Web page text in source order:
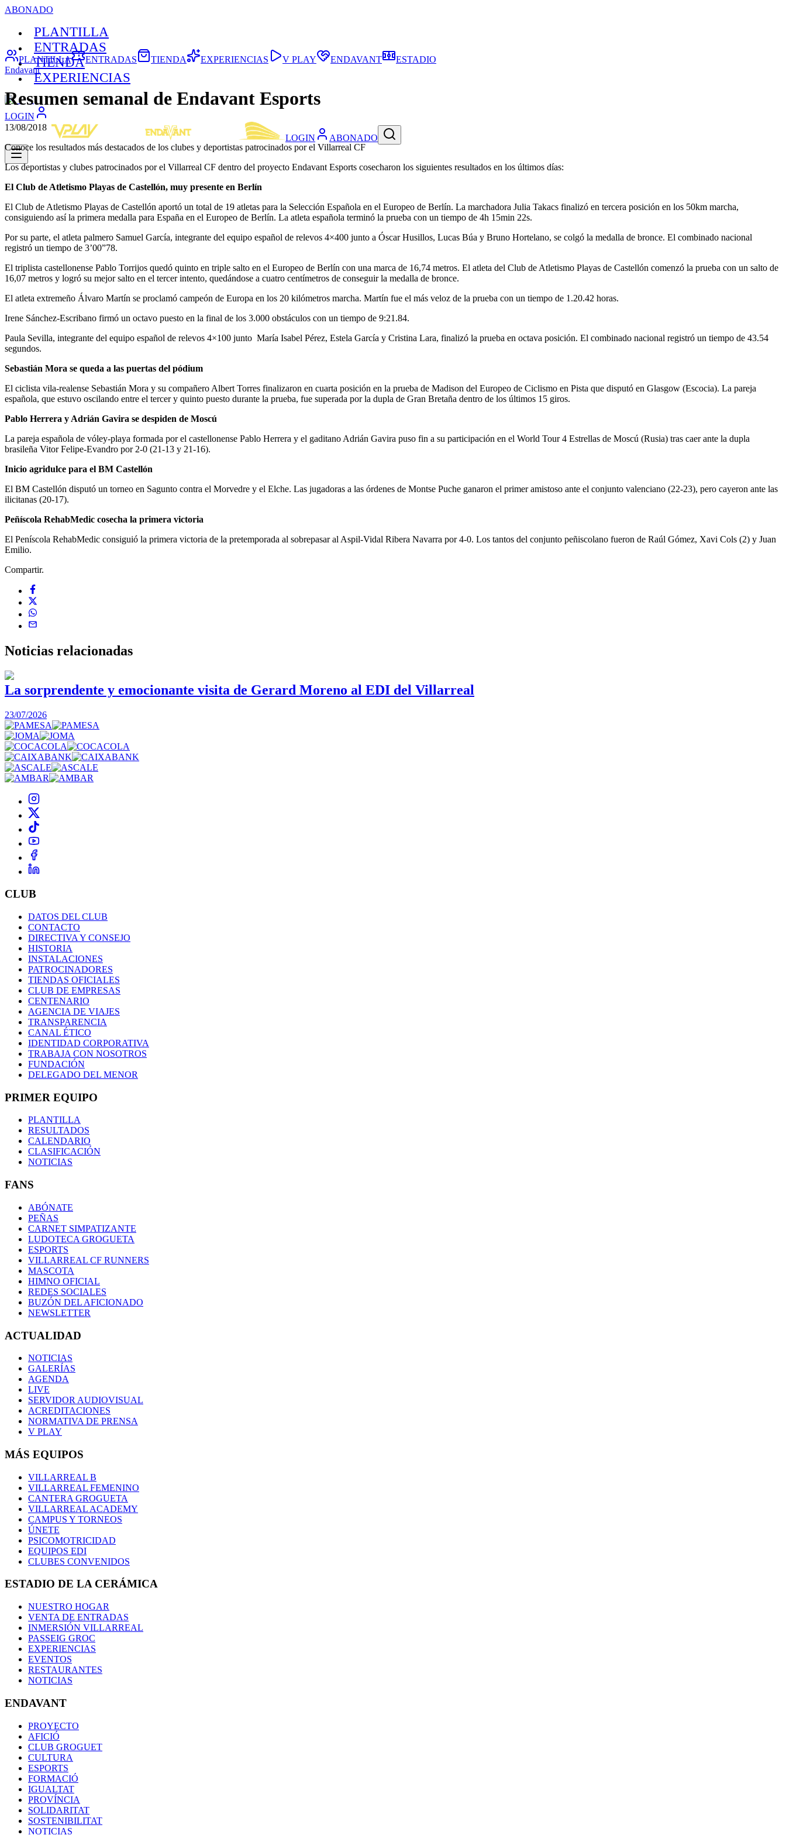
ABONADO
PLANTILLA
ENTRADAS
TIENDA
EXPERIENCIAS
LOGIN
LOGIN ABONADO
PLANTILLA ENTRADAS TIENDA EXPERIENCIAS V PLAY ENDAVANT
ESTADIO
Endavant
Resumen semanal de Endavant Esports
13/08/2018
Conoce los resultados más destacados de los clubes y deportistas patrocinados por el Villarreal CF
Los deportistas y clubes patrocinados por el Villarreal CF dentro del proyecto Endavant Esports cosecharon los siguientes resultados en los últimos días:
El Club de Atletismo Playas de Castellón, muy presente en Berlín
El Club de Atletismo Playas de Castellón aportó un total de 19 atletas para la Selección Española en el Europeo de Berlín. La marchadora Julia Takacs finalizó en tercera posición en los 50km marcha,
consiguiendo así la primera medalla para España en el Europeo de Berlín. La atleta española terminó la prueba con un tiempo de 4h 15min 22s.
Por su parte, el atleta palmero Samuel García, integrante del equipo español de relevos 4×400 junto a Óscar Husillos, Lucas Búa y Bruno Hortelano, se colgó la medalla de bronce. El combinado nacional
registró un tiempo de 3’00”78.
El triplista castellonense Pablo Torrijos quedó quinto en triple salto en el Europeo de Berlín con una marca de 16,74 metros. El atleta del Club de Atletismo Playas de Castellón comenzó la prueba con un salto de
16,07 metros y logró su mejor salto en el tercer intento, quedándose a cuatro centímetros de conseguir la medalla de bronce.
El atleta extremeño Álvaro Martín se proclamó campeón de Europa en los 20 kilómetros marcha. Martín fue el más veloz de la prueba con un tiempo de 1.20.42 horas.
Irene Sánchez-Escribano firmó un octavo puesto en la final de los 3.000 obstáculos con un tiempo de 9:21.84.
Paula Sevilla, integrante del equipo español de relevos 4×100 junto María Isabel Pérez, Estela García y Cristina Lara, finalizó la prueba en octava posición. El combinado nacional registró un tiempo de 43.54
segundos.
Sebastián Mora se queda a las puertas del pódium
El ciclista vila-realense Sebastián Mora y su compañero Albert Torres finalizaron en cuarta posición en la prueba de Madison del Europeo de Ciclismo en Pista que disputó en Glasgow (Escocia). La pareja
española, que estuvo oscilando entre el tercer y quinto puesto durante la prueba, fue superada por la dupla de Gran Bretaña dentro de los últimos 15 giros.
Pablo Herrera y Adrián Gavira se despiden de Moscú
La pareja española de vóley-playa formada por el castellonense Pablo Herrera y el gaditano Adrián Gavira puso fin a su participación en el World Tour 4 Estrellas de Moscú (Rusia) tras caer ante la dupla
brasileña Vitor Felipe-Evandro por 2-0 (21-13 y 21-16).
Inicio agridulce para el BM Castellón
El BM Castellón disputó un torneo en Sagunto contra el Morvedre y el Elche. Las jugadoras a las órdenes de Montse Puche ganaron el primer amistoso ante el conjunto valenciano (22-23), pero cayeron ante las
ilicitanas (20-17).
Peñíscola RehabMedic cosecha la primera victoria
El Peníscola RehabMedic consiguió la primera victoria de la pretemporada al sobrepasar al Aspil-Vidal Ribera Navarra por 4-0. Los tantos del conjunto peñiscolano fueron de Raúl Gómez, Xavi Cols (2) y Juan
Emilio.
Compartir.
Noticias relacionadas
La sorprendente y emocionante visita de Gerard Moreno al EDI del Villarreal
23/07/2026
CLUB
DATOS DEL CLUB
CONTACTO
DIRECTIVA Y CONSEJO
HISTORIA
INSTALACIONES
PATROCINADORES
TIENDAS OFICIALES
CLUB DE EMPRESAS
CENTENARIO
AGENCIA DE VIAJES
TRANSPARENCIA
CANAL ÉTICO
IDENTIDAD CORPORATIVA
TRABAJA CON NOSOTROS
FUNDACIÓN
DELEGADO DEL MENOR
PRIMER EQUIPO
PLANTILLA
RESULTADOS
CALENDARIO
CLASIFICACIÓN
NOTICIAS
FANS
ABÓNATE
PEÑAS
CARNET SIMPATIZANTE
LUDOTECA GROGUETA
ESPORTS
VILLARREAL CF RUNNERS
MASCOTA
HIMNO OFICIAL
REDES SOCIALES
BUZÓN DEL AFICIONADO
NEWSLETTER
ACTUALIDAD
NOTICIAS
GALERÍAS
AGENDA
LIVE
SERVIDOR AUDIOVISUAL
ACREDITACIONES
NORMATIVA DE PRENSA
V PLAY
MÁS EQUIPOS
VILLARREAL B
VILLARREAL FEMENINO
CANTERA GROGUETA
VILLARREAL ACADEMY
CAMPUS Y TORNEOS
ÚNETE
PSICOMOTRICIDAD
EQUIPOS EDI
CLUBES CONVENIDOS
ESTADIO DE LA CERÁMICA
NUESTRO HOGAR
VENTA DE ENTRADAS
INMERSIÓN VILLARREAL
PASSEIG GROC
EXPERIENCIAS
EVENTOS
RESTAURANTES
NOTICIAS
ENDAVANT
PROYECTO
AFICIÓ
CLUB GROGUET
CULTURA
ESPORTS
FORMACIÓ
IGUALTAT
PROVÍNCIA
SOLIDARITAT
SOSTENIBILITAT
NOTICIAS